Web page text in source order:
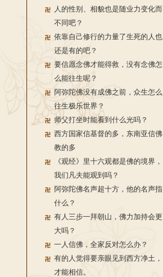
人的性别、相貌也是随业力变化而
不同吧？
依靠自己修行的力量了生死的人也
还是有的吧？
要信愿念佛才能得救，没有念佛怎
么能往生呢？
阿弥陀佛没有成佛之前，众生怎么
往生极乐世界？
师父打坐时能看到什么光吗？
西方国家信基督的多，东南亚信佛
教的多
《观经》里十六观都是佛的境界，
我们凡夫能观到吗？
阿弥陀佛名声超十方，他的名声指
什么？
有人三步一拜朝山，佛力加持会更
大吗？
一人信佛，全家反对怎么办？
有的人觉得要亲眼见到西方净土，
才能相信。